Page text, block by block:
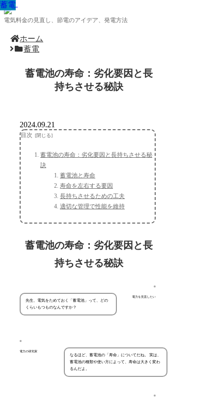
電気料金の見直し、節電のアイデア、発電方法
ホーム
蓄電
蓄電池の寿命：劣化要因と長
持ちさせる秘訣
蓄電
2024.09.21
目次
蓄電池の寿命：劣化要因と長持ちさせる秘
訣
蓄電池と寿命
寿命を左右する要因
長持ちさせるための工夫
適切な管理で性能を維持
蓄電池の寿命：劣化要因と長
持ちさせる秘訣
電力を見直したい
先生、電気をためておく「蓄電池」って、どの
くらいもつものなんですか？
電力の研究家
なるほど、蓄電池の「寿命」についてだね。 実は、
蓄電池の種類や使い方によって、寿命は大きく変わ
るんだよ。
蓄電
蓄電
蓄電
蓄電
蓄電
蓄電
蓄電
蓄電